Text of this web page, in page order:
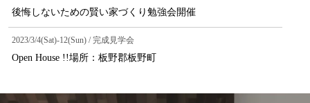
後悔しないための賢い家づくり勉強会開催
2023/3/4(Sat)-12(Sun) / 完成見学会
Open House !!場所：板野郡板野町